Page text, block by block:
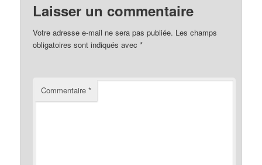
Laisser un commentaire
Votre adresse e-mail ne sera pas publiée. Les champs
obligatoires sont indiqués avec*
Commentaire*